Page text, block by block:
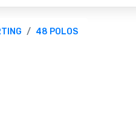
48 POLOS